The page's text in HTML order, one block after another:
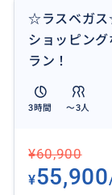
４時間ラスベガ
☆ラスベガス
ショッピン
ラン！
3時間 〜3人
¥60,900
¥55,900